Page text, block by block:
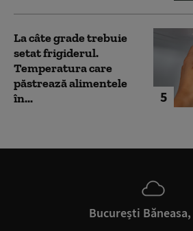
5
La câte grade trebuie
setat frigiderul.
Temperatura care
păstrează alimentele
în...
București Băneasa,